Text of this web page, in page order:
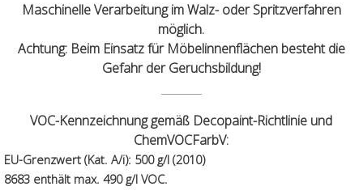
Maschinelle Verarbeitung im Walz- oder Spritzverfahren
möglich.
Achtung:Beim Einsatz für Möbelinnenflächen besteht die
Gefahr der Geruchsbildung!
VOC-Kennzeichnung gemäß Decopaint-Richtlinie und
ChemVOCFarbV:
EU-Grenzwert (Kat. A/i): 500 g/l (2010)
8683 enthält max. 490 g/l VOC.